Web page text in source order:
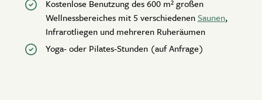
Kostenlose Benutzung des 600 m² großen
Wellnessbereiches mit 5 verschiedenenSaunen,
Infrarotliegen und mehreren Ruheräumen
Yoga- oder Pilates-Stunden (auf Anfrage)